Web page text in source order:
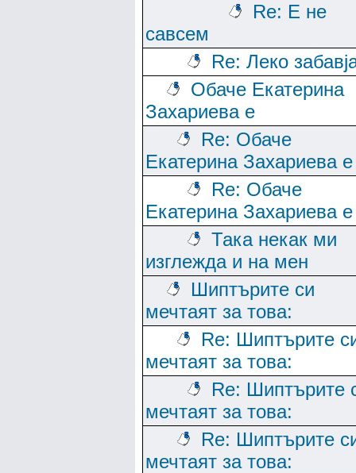
Re: Е не
савсем
Re: Леко
Обаче Екатерина
Захариева е
Re: Обаче
Екатерина Захариева е
Re: Обаче
Екатерина Захариева е
Така некак ми
изглежда и на мен
Шиптърите си
мечтаят за това:
Re: Шиптърите
мечтаят за това:
Re: Шиптърите
мечтаят за това:
Re: Шиптърите
мечтаят за това: